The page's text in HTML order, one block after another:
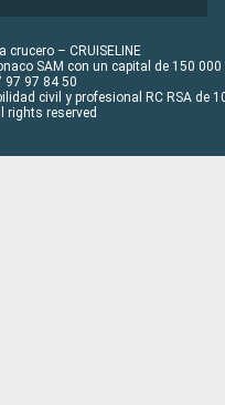
– CRUISELINE
SAM con un capital de 150 000
97 97 84 50
civil y profesional RC RSA de
rights reserved